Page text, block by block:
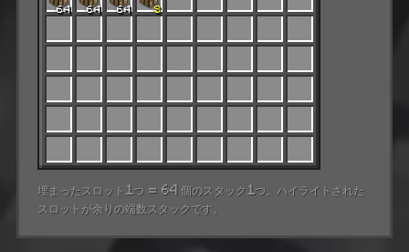
64 64 64 8
埋まったスロット1つ = 64 個のスタック1つ。ハイライトされた
スロットが余りの端数スタックです。